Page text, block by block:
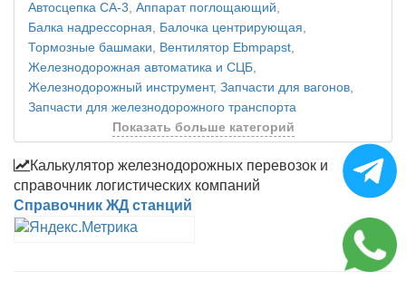
Автосцепка СА-3, Аппарат поглощающий,
Балка надрессорная, Балочка центрирующая,
Тормозные башмаки, Вентилятор Ebmpapst,
Железнодорожная автоматика и СЦБ,
Железнодорожный инструмент, Запчасти для вагонов,
Запчасти для железнодорожного транспорта
Показать больше категорий
Калькулятор железнодорожных перевозок и
справочник логистических компаний
Справочник ЖД станций